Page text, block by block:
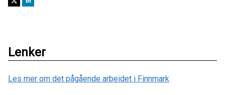
Lenker
Les mer om det pågående arbeidet i Finnmark